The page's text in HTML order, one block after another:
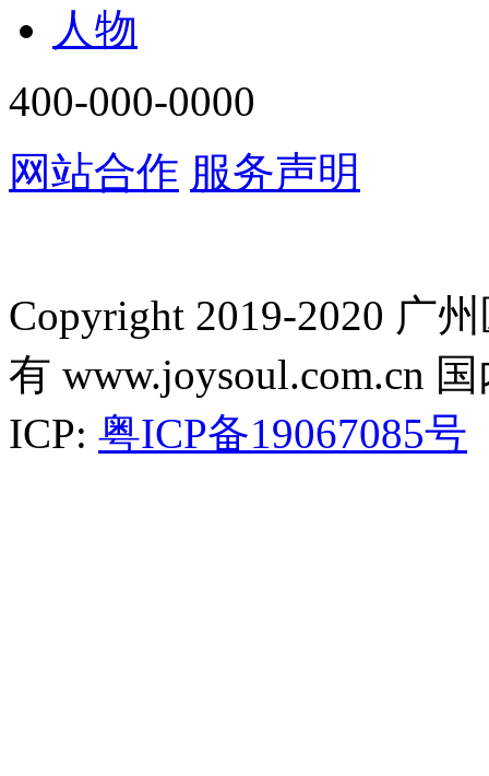
人物
400-000-0000
网站合作 服务声明
Copyright 2019-2020 广
有 www.joysoul.com.cn
ICP: 粤ICP备19067085号